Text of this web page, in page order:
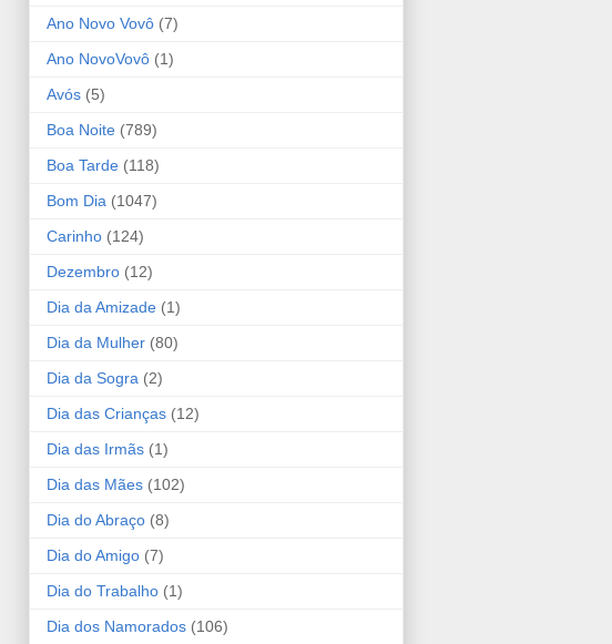
Ano Novo Vovô (7)
Ano NovoVovô (1)
Avós (5)
Boa Noite (789)
Boa Tarde (118)
Bom Dia (1047)
Carinho (124)
Dezembro (12)
Dia da Amizade (1)
Dia da Mulher (80)
Dia da Sogra (2)
Dia das Crianças (12)
Dia das Irmãs (1)
Dia das Mães (102)
Dia do Abraço (8)
Dia do Amigo (7)
Dia do Trabalho (1)
Dia dos Namorados (106)